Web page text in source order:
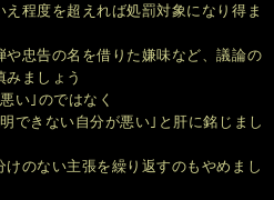
え程度を超えれば処罰対象になり得ま
や忠告の名を借りた嫌味など、議論の
みましょう
い｣のではなく
できない自分が悪い｣と肝に銘じまし
けのない主張を繰り返すのもやめまし